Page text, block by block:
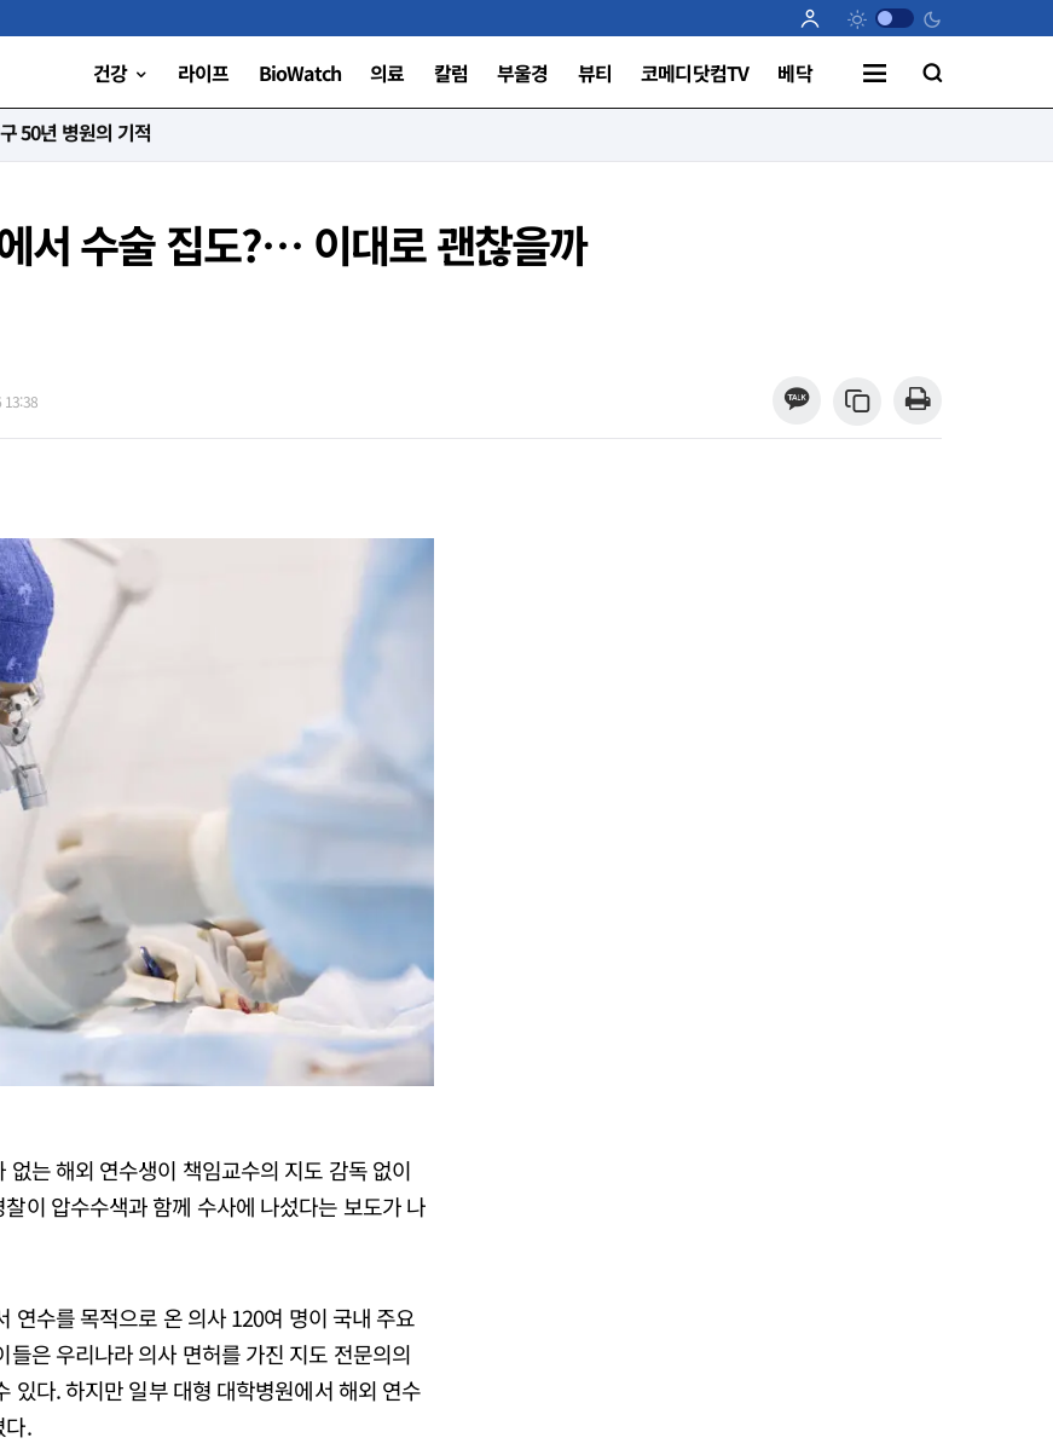
건강 라이프 BioWatch 의료 칼럼 부울경 뷰티 코메디닷컴TV 베닥
서 수술 집도?… 이대로 괜찮을까
13:38
는 해외 연수생이 책임교수의 지도 감독 없이
이 압수수색과 함께 수사에 나섰다는 보도가 나
연수를 목적으로 온 의사 120여 명이 국내 주요
은 우리나라 의사 면허를 가진 지도 전문의의
있다. 하지만 일부 대형 대학병원에서 해외 연수
다.